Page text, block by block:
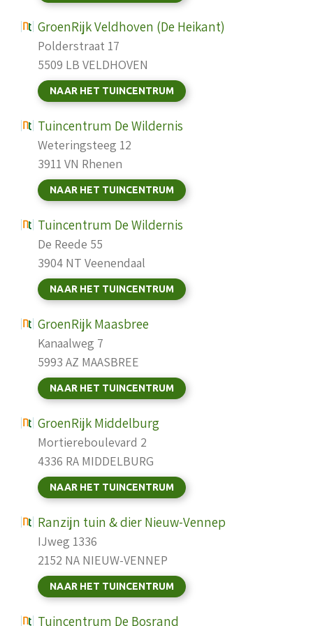
GroenRijk Veldhoven (De Heikant)
Polderstraat 17
5509 LB VELDHOVEN
NAAR HET TUINCENTRUM
Tuincentrum De Wildernis
Weteringsteeg 12
3911 VN Rhenen
NAAR HET TUINCENTRUM
Tuincentrum De Wildernis
De Reede 55
3904 NT Veenendaal
NAAR HET TUINCENTRUM
GroenRijk Maasbree
Kanaalweg 7
5993 AZ MAASBREE
NAAR HET TUINCENTRUM
GroenRijk Middelburg
Mortiereboulevard 2
4336 RA MIDDELBURG
NAAR HET TUINCENTRUM
Ranzijn tuin & dier Nieuw-Vennep
IJweg 1336
2152 NA NIEUW-VENNEP
NAAR HET TUINCENTRUM
Tuincentrum De Bosrand